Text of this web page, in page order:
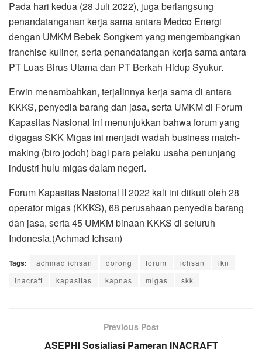
Pada hari kedua (28 Juli 2022), juga berlangsung
penandatanganan kerja sama antara Medco Energi
dengan UMKM Bebek Songkem yang mengembangkan
franchise kuliner, serta penandatangan kerja sama antara
PT Luas Birus Utama dan PT Berkah Hidup Syukur.
Erwin menambahkan, terjalinnya kerja sama di antara
KKKS, penyedia barang dan jasa, serta UMKM di Forum
Kapasitas Nasional ini menunjukkan bahwa forum yang
digagas SKK Migas ini menjadi wadah business match-
making (biro jodoh) bagi para pelaku usaha penunjang
industri hulu migas dalam negeri.
Forum Kapasitas Nasional II 2022 kali ini diikuti oleh 28
operator migas (KKKS), 68 perusahaan penyedia barang
dan jasa, serta 45 UMKM binaan KKKS di seluruh
Indonesia.(Achmad Ichsan)
Tags: achmad ichsan dorong forum ichsan
ikn
inacraft
kapasitas kapnas migas skk
Previous Post
ASEPHI Sosialiasi Pameran INACRAFT